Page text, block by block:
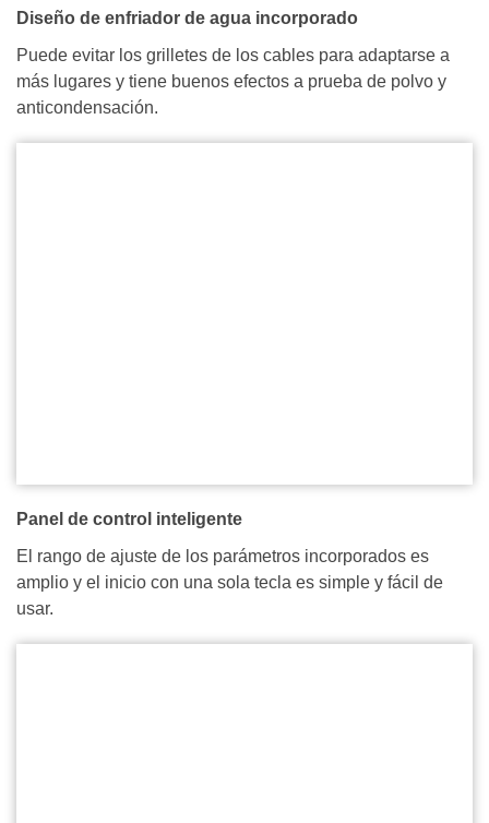
Diseño de enfriador de agua incorporado
Puede evitar los grilletes de los cables para adaptarse a
más lugares y tiene buenos efectos a prueba de polvo y
anticondensación.
Panel de control inteligente
El rango de ajuste de los parámetros incorporados es
amplio y el inicio con una sola tecla es simple y fácil de
usar.